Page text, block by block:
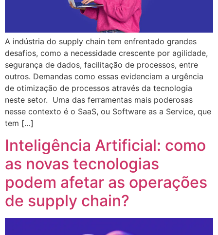
A indústria do supply chain tem enfrentado grandes
desafios, como a necessidade crescente por agilidade,
segurança de dados, facilitação de processos, entre
outros. Demandas como essas evidenciam a urgência
de otimização de processos através da tecnologia
neste setor. Uma das ferramentas mais poderosas
nesse contexto é o SaaS, ou Software as a Service, que
tem […]
Inteligência Artificial: como
as novas tecnologias
podem afetar as operações
de supply chain?